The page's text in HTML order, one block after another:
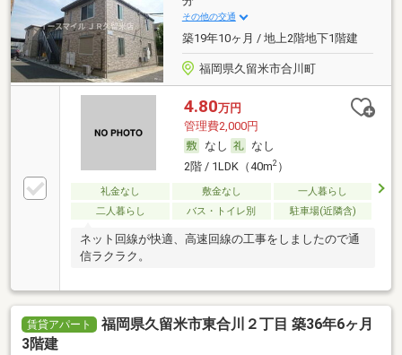
その他の交通
築19年10ヶ月 / 地上2階地下1階建
福岡県久留米市合川町
4.80万円
管理費2,000円
なし
なし
2階 / 1LDK（40m2）
礼金なし 敷金なし
一人暮らし
二人暮らし
バス・トイレ別 駐車場(近隣含)
ネット回線が快適、高速回線の工事をしましたので通
信ラクラク。
賃貸アパート
福岡県久留米市東合川２丁目 築36年6ヶ月
3階建